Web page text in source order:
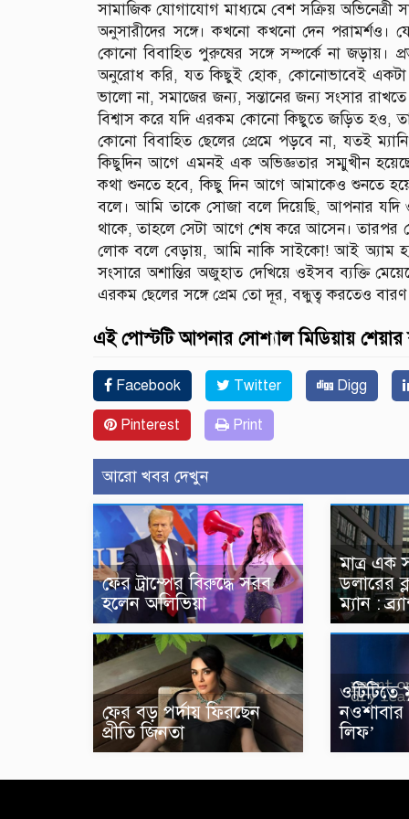
সামাজিক যোগাযোগ মাধ্যমে বেশ সক্রিয় অভিনেত্রী
অনুসারীদের সঙ্গে। কখনো কখনো দেন পরামর্শও।
কোনো বিবাহিত পুরুষের সঙ্গে সম্পর্কে না জড়ায়।
অনুরোধ করি, যত কিছুই হোক, কোনোভাবেই একটা
ভালো না, সমাজের জন্য, সন্তানের জন্য সংসার
বিশ্বাস করে যদি এরকম কোনো কিছুতে জড়িত হও,
কোনো বিবাহিত ছেলের প্রেমে পড়বে না, যতই
কিছুদিন আগে এমনই এক অভিজ্ঞতার সম্মুখীন
কথা শুনতে হবে, কিছু দিন আগে আমাকেও শুনতে
বলে। আমি তাকে সোজা বলে দিয়েছি, আপনার যদি
থাকে, তাহলে সেটা আগে শেষ করে আসেন। তারপর
লোক বলে বেড়ায়, আমি নাকি সাইকো! আই অ্যাম
সংসারে অশান্তির অজুহাত দেখিয়ে ওইসব ব্যক্তি
এরকম ছেলের সঙ্গে প্রেম তো দূর, বন্ধুত্ব করতেও বারণ
এই পোস্টটি আপনার সোশ্যাল মিডিয়ায়
Facebook Twitter Digg
Pinterest Print
আরো খবর দেখুন
ফের ট্রাম্পের বিরুদ্ধে সরব
হলেন অলিভিয়া
মাত্র এক
ডলারের
ম্যান :
ফের বড় পর্দায় ফিরছেন
প্রীতি জিনতা
ওটিটিতে
নওশাবার
লিফ’